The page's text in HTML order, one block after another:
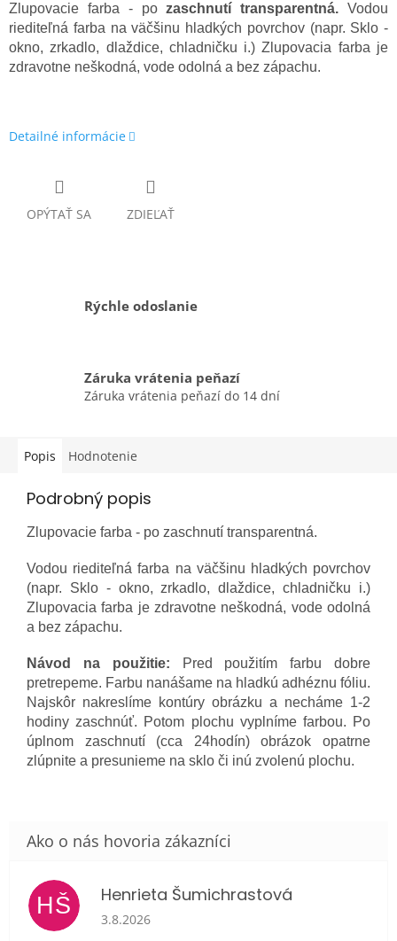
Zlupovacie farba - pozaschnutí transparentná.Vodou
riediteľná farba na väčšinu hladkých povrchov (napr. Sklo -
okno, zrkadlo, dlaždice, chladničku i.) Zlupovacia farba je
zdravotne neškodná, vode odolná a bez zápachu.
Detailné informácie
OPÝTAŤ SA ZDIEĽAŤ
Rýchle odoslanie
Záruka vrátenia peňazí
Záruka vrátenia peňazí do 14 dní
Popis Hodnotenie
Podrobný popis
Zlupovacie farba - po zaschnutí transparentná.
Vodou riediteľná farba na väčšinu hladkých povrchov
(napr. Sklo - okno, zrkadlo, dlaždice, chladničku i.)
Zlupovacia farba je zdravotne neškodná, vode odolná
a bez zápachu.
Návod na použitie: Pred použitím farbu dobre
pretrepeme. Farbu nanášame na hladkú adhéznu fóliu.
Najskôr nakreslíme kontúry obrázku a necháme 1-2
hodiny zaschnúť. Potom plochu vyplníme farbou. Po
úplnom zaschnutí (cca 24hodín) obrázok opatrne
zlúpnite a presunieme na sklo či inú zvolenú plochu.
HŠ Henrieta Šumichrastová
Hodnotenie obchodu je 5 z 5 hviezdičiek.
3.8.2026